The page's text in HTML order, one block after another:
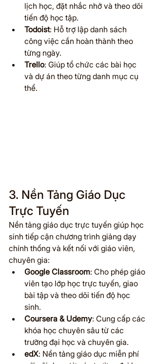
lịch học, đặt nhắc nhở và theo dõi
tiến độ học tập.
Todoist: Hỗ trợ lập danh sách
công việc cần hoàn thành theo
từng ngày.
Trello: Giúp tổ chức các bài học
và dự án theo từng danh mục cụ
thể.
3. Nền Tảng Giáo Dục
Trực Tuyến
Nền tảng giáo dục trực tuyến giúp học
sinh tiếp cận chương trình giảng dạy
chính thống và kết nối với giáo viên,
chuyên gia:
Google Classroom: Cho phép giáo
viên tạo lớp học trực tuyến, giao
bài tập và theo dõi tiến độ học
sinh.
Coursera & Udemy: Cung cấp các
khóa học chuyên sâu từ các
trường đại học và chuyên gia.
edX: Nền tảng giáo dục miễn phí